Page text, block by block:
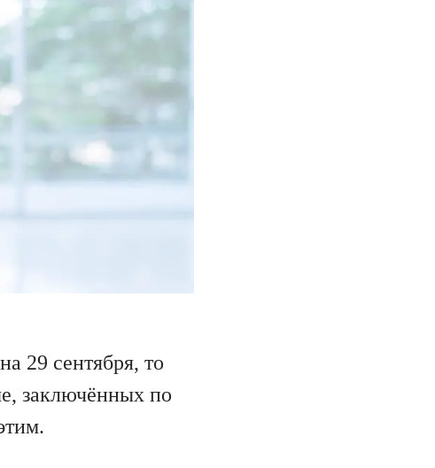
29 сентября, то
заключённых по